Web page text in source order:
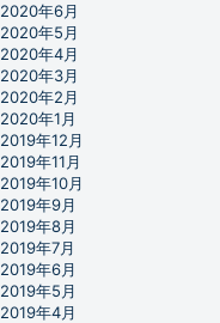
2020年6月
2020年5月
2020年4月
2020年3月
2020年2月
2020年1月
2019年12月
2019年11月
2019年10月
2019年9月
2019年8月
2019年7月
2019年6月
2019年5月
2019年4月